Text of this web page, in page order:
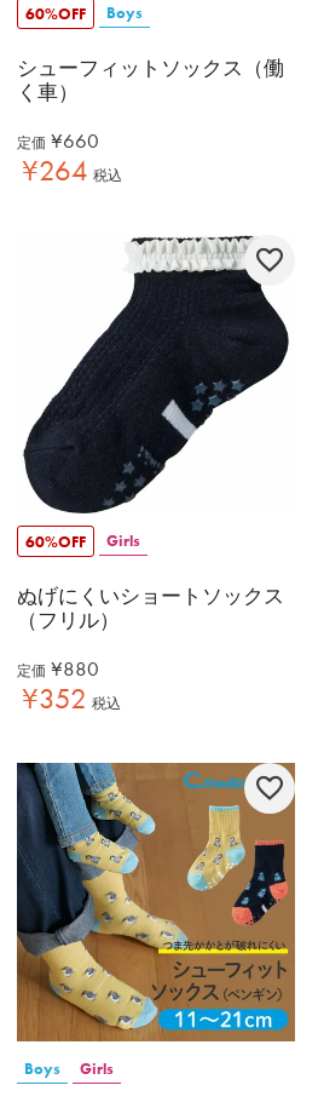
60%OFF Boys
シューフィットソックス（働
く車）
定価 ¥660
¥264 税込
60%OFF Girls
ぬげにくいショートソックス
（フリル）
定価 ¥880
¥352 税込
Boys Girls